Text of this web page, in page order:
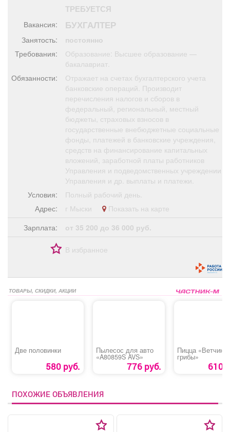
Обучение
Поздравления
Я - пенсионер
ТРЕБУЕТСЯ
Вакансия: БУХГАЛТЕР
Занятость:
постоянно
Требования:
Образование: Высшее образование —
бакалавриат.
Обязанности:
Отражает на счетах бухгалтерского учета
банковские операций. Производит
перечисления налогов и сборов в
федеральный, региональный, местный
бюджеты, страховых взносов в
государственные внебюджетные социальные
фонды, платежей в банковские учреждения,
средств на финансирование капитальных
вложений, заработной платы работников
Управления и подведомственных учреждении
Управления и др. выплаты и платежи.
Условия:
Полный рабочий день.
Адрес:
г Мыски
Показать на карте
Зарплата:
от 35 200 до 36 000 руб.
В избранное
ТОВАРЫ, СКИДКИ, АКЦИИ
Две половинки
580 руб.
Пылесос для авто
«A80859S AVS»
776 руб.
Пицца «Ветчина/
грибы»
610
ПОХОЖИЕ ОБЪЯВЛЕНИЯ